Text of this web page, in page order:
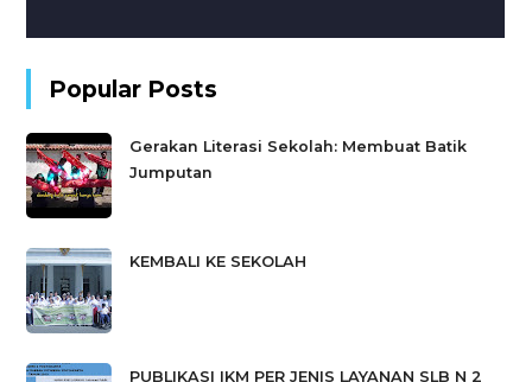
Popular Posts
Gerakan Literasi Sekolah: Membuat Batik
Jumputan
KEMBALI KE SEKOLAH
PUBLIKASI IKM PER JENIS LAYANAN SLB N 2